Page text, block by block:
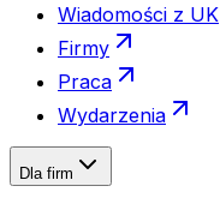
Wiadomości z UK
Firmy
Praca
Wydarzenia
Dla firm